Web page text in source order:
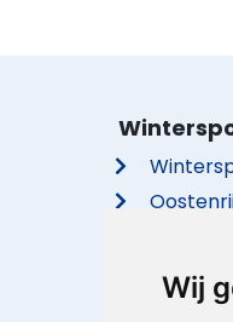
Wij
Italië